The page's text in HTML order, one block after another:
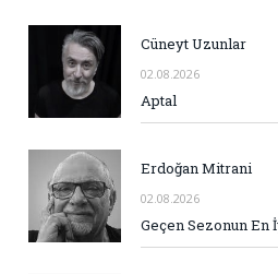
Cüneyt Uzunlar
02.08.2026
Aptal
Erdoğan Mitrani
02.08.2026
Geçen Sezonun En